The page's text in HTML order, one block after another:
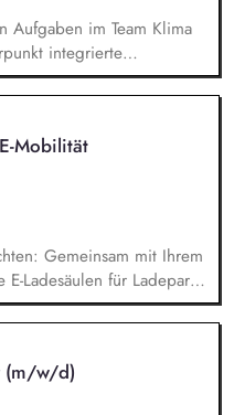
und übersetzt sie in
und Roadmaps.
Aufgaben im Team Klima
integrierte
und
von
und -
der Vorbereitung und
und Erstellung
und
Mobilität
Gemeinsam mit Ihrem
Ladesäulen für Ladeparks
der Ladesäulen bis
Dabei
von
(m/w/d)